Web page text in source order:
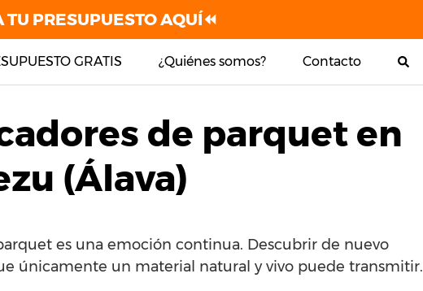
GRATIS ¿Quiénes somos? Contacto
de parquet en
(Álava)
es una emoción continua. Descubrir de nuevo
únicamente un material natural y vivo puede transmitir.
TU PRESUPUESTO AQUÍ⏪